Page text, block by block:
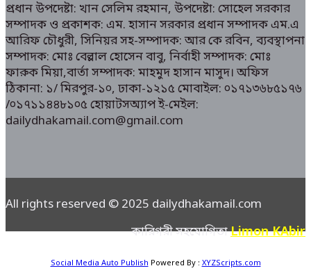
প্রধান উপদেষ্টা: খান সেলিম রহমান, উপদেষ্টা: সোহেল সরকার
সম্পাদক ও প্রকাশক: এম. হাসান সরকার প্রধান সম্পাদক এম.এ
আরিফ চৌধুরী, সিনিয়র সহ-সম্পাদক: আর কে রবিন, ব্যবস্থাপনা
সম্পাদক: মোঃ বেল্লাল হোসেন বাবু, নির্বাহী সম্পাদক: মোঃ
ফারুক মিয়া,বার্তা সম্পাদক: মাহমুদ হাসান মাসুদ। অফিস
ঠিকানা: ১/ মিরপুর-১০, ঢাকা-১২১৫ মোবাইল: ০১৭১৩৬৮৫১৭৬
/০১৭১১৪৪৮১০৫ হোয়াটসঅ্যাপ ই-মেইল:
dailydhakamail.com@gmail.com
All rights reserved © 2025 dailydhakamail.com
কারিগরী সহযোগিতাLimon KAbir
Social Media Auto Publish Powered By : XYZScripts.com